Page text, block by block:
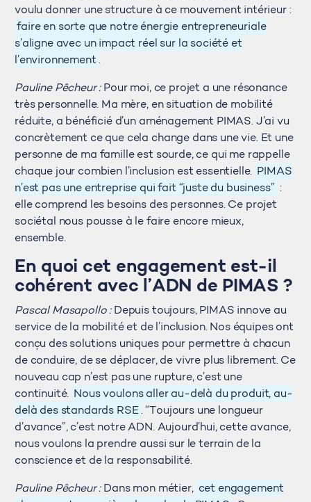
voulu donner une structure à ce mouvement intérieur :
faire en sorte que notre énergie entrepreneuriale
s’aligne avec un impact réel sur la société et
l’environnement .
Pauline Pêcheur :Pour moi, ce projet a une résonance
très personnelle. Ma mère, en situation de mobilité
réduite, a bénéficié d’un aménagement PIMAS. J’ai vu
concrètement ce que cela change dans une vie. Et une
personne de ma famille est sourde, ce qui me rappelle
chaque jour combien l’inclusion est essentielle. PIMAS
n’est pas une entreprise qui fait “juste du business” :
elle comprend les besoins des personnes. Ce projet
sociétal nous pousse à le faire encore mieux,
ensemble.
En quoi cet engagement est-il
cohérent avec l’ADN de PIMAS ?
Pascal Masapollo :Depuis toujours, PIMAS innove au
service de la mobilité et de l’inclusion. Nos équipes ont
conçu des solutions uniques pour permettre à chacun
de conduire, de se déplacer, de vivre plus librement. Ce
nouveau cap n’est pas une rupture, c’est une
continuité. Nous voulons aller au-delà du produit, au-
delà des standards RSE . “Toujours une longueur
d’avance”, c’est notre ADN. Aujourd’hui, cette avance,
nous voulons la prendre aussi sur le terrain de la
conscience et de la responsabilité.
Pauline Pêcheur :Dans mon métier, cet engagement